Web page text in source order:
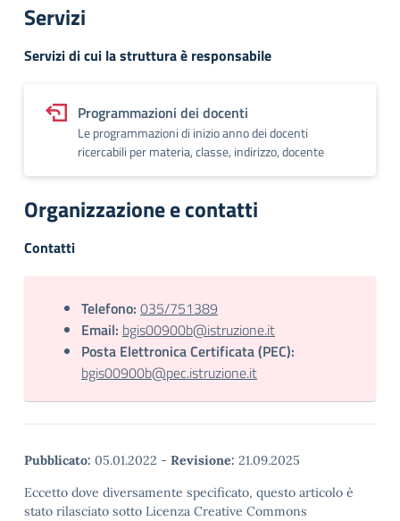
Servizi
Servizi di cui la struttura è responsabile
Programmazioni dei docenti
Le programmazioni di inizio anno dei docenti
ricercabili per materia, classe, indirizzo, docente
Organizzazione e contatti
Contatti
Telefono: 035/751389
Email: bgis00900b@istruzione.it
Posta Elettronica Certificata (PEC):
bgis00900b@pec.istruzione.it
Pubblicato: 05.01.2022 - Revisione: 21.09.2025
Eccetto dove diversamente specificato, questo articolo è
stato rilasciato sotto Licenza Creative Commons